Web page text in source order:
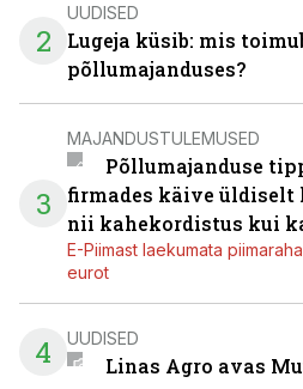
2
UUDISED
Lugeja küsib: mis
põllumajanduses?
3
MAJANDUSTULEMUSED
Põllumajanduse
firmades käive üldiselt
nii kahekordistus kui
E-Piimast laekumata
eurot
4 UUDISED
Linas Agro avas